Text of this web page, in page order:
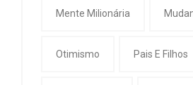
Mente Milionária
Otimismo Pais E Filhos